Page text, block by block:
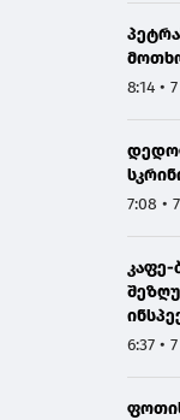
8:14 •
7:08 •
6:37 •